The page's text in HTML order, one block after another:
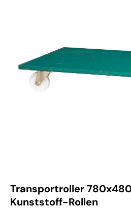
Transportroller
Kunststoff-Rollen